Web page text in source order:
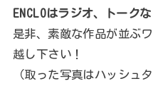
ENCLOはラジオ、トーク
是非、素敵な作品が並ぶ
越し下さい！
（取った写真はハッシュ